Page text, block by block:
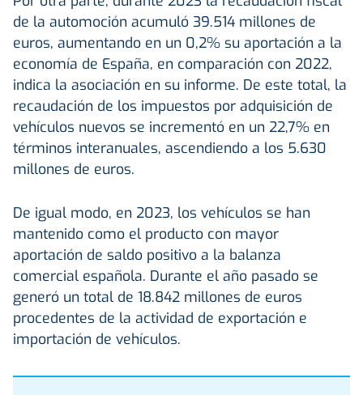
de la automoción acumuló 39.514 millones de
euros, aumentando en un 0,2% su aportación a la
economía de España, en comparación con 2022,
indica la asociación en su informe. De este total, la
recaudación de los impuestos por adquisición de
vehículos nuevos se incrementó en un 22,7% en
términos interanuales, ascendiendo a los 5.630
millones de euros.
De igual modo, en 2023, los vehículos se han
mantenido como el producto con mayor
aportación de saldo positivo a la balanza
comercial española. Durante el año pasado se
generó un total de 18.842 millones de euros
procedentes de la actividad de exportación e
importación de vehículos.